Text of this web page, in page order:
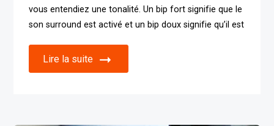
vous entendiez une tonalité. Un bip fort signifie que le
son surround est activé et un bip doux signifie qu’il est
Lire la suite